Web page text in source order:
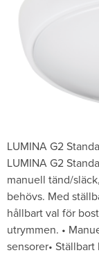
LUMINA G2
LUMINA G2
manuell tänd/
behövs. Med
hållbart val för
utrymmen. •
sensorer•